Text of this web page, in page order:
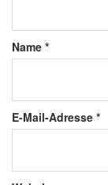
Name *
E-Mail-Adresse *